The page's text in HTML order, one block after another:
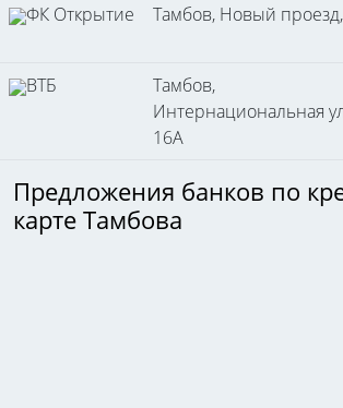
ФК Открытие Тамбов, Новый
ВТБ
Тамбов,
Интернациональная
16А
Предложения банков по
карте Тамбова